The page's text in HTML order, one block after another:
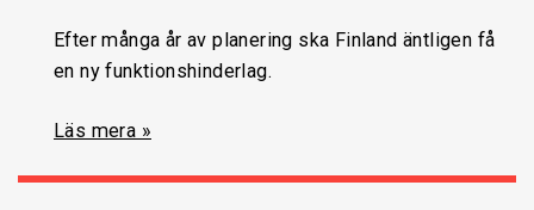
Efter många år av planering ska Finland äntligen få
en ny funktionshinderlag.
Läs mera »